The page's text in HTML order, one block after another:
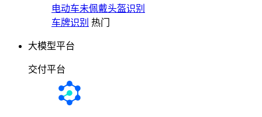
电动车未佩戴头盔识别
车牌识别 热门
大模型平台
交付平台